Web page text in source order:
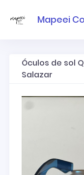
Mapeei
Óculos de sol
Salazar